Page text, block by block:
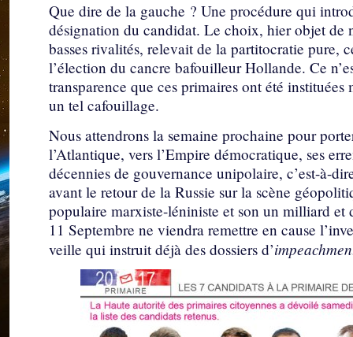
Que dire de la gauche ? Une procédure qui
désignation du candidat. Le choix, hier objet de
basses rivalités, relevait de la partitocratie pure,
l’élection du cancre bafouilleur Hollande. Ce
transparence que ces primaires ont été
un tel cafouillage.
Nous attendrons la semaine prochaine pour
l’Atlantique, vers l’Empire démocratique, ses
décennies de gouvernance unipolaire, c’est-à-
avant le retour de la Russie sur la scène
populaire marxiste-léniniste et son un milliard
11 Septembre ne viendra remettre en cause
veille qui instruit déjà des dossiers d’